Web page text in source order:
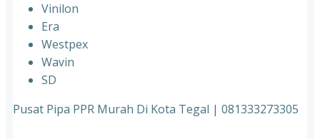
⁠Vinilon
⁠Era
⁠Westpex
⁠Wavin
⁠SD
Pusat Pipa PPR Murah Di Kota Tegal | 081333273305